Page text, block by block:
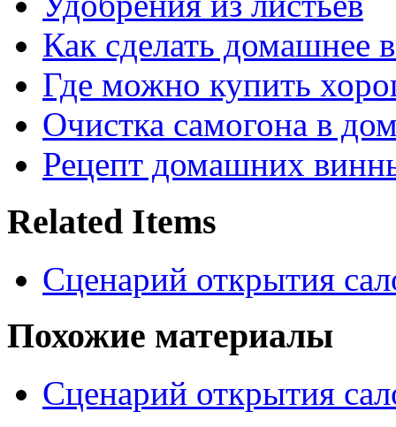
Как сделать домашнее
Где можно купить
Очистка самогона в
Рецепт домашних
Related Items
Сценарий открытия
Похожие материалы
Сценарий открытия